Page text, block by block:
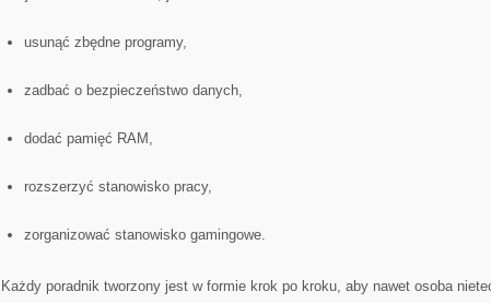
usunąć zbędne programy,
zadbać o bezpieczeństwo danych,
dodać pamięć RAM,
rozszerzyć stanowisko pracy,
zorganizować stanowisko gamingowe.
Każdy poradnik tworzony jest w formie krok po kroku, aby nawet osoba